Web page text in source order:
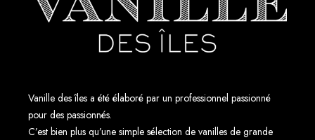
u
a
Vanille des îles a été élaboré par un professionnel passionné
pour des passionnés.
C’est bien plus qu’une simple sélection de vanilles de grande